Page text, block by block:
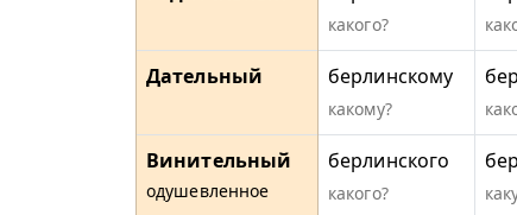
какого?
Дательный берлинскому
какому?
Винительный
одушевленное
берлинского
какого?